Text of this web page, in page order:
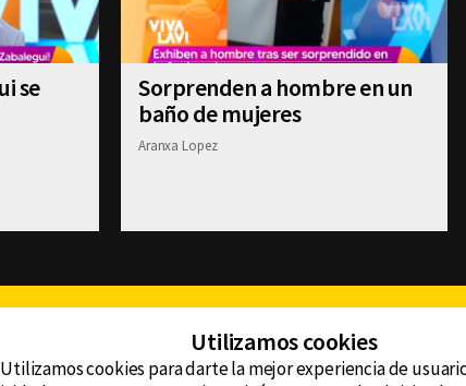
se
Sorprenden a hombre en un
baño de mujeres
Aranxa Lopez
Utilizamos cookies
Utilizamos cookies para darte la mejor experiencia de